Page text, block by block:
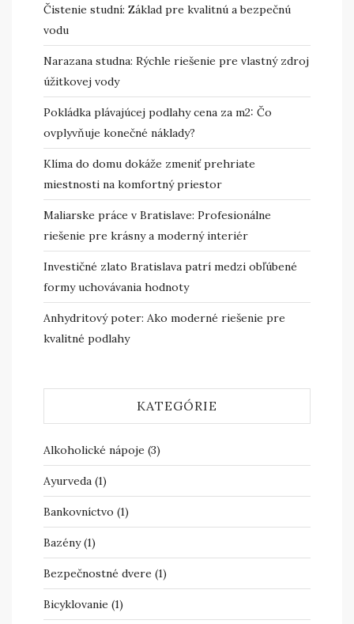
Čistenie studní: Základ pre kvalitnú a bezpečnú
vodu
Narazana studna: Rýchle riešenie pre vlastný zdroj
úžitkovej vody
Pokládka plávajúcej podlahy cena za m2: Čo
ovplyvňuje konečné náklady?
Klíma do domu dokáže zmeniť prehriate
miestnosti na komfortný priestor
Maliarske práce v Bratislave: Profesionálne
riešenie pre krásny a moderný interiér
Investičné zlato Bratislava patrí medzi obľúbené
formy uchovávania hodnoty
Anhydritový poter: Ako moderné riešenie pre
kvalitné podlahy
KATEGÓRIE
Alkoholické nápoje (3)
Ayurveda (1)
Bankovníctvo (1)
Bazény(1)
Bezpečnostné dvere (1)
Bicyklovanie (1)